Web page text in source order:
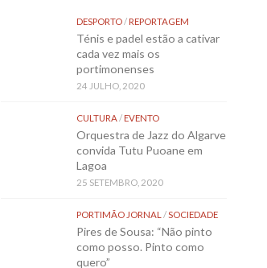
DESPORTO/REPORTAGEM
Ténis e padel estão a cativar
cada vez mais os
portimonenses
24 JULHO, 2020
CULTURA/EVENTO
Orquestra de Jazz do Algarve
convida Tutu Puoane em
Lagoa
25 SETEMBRO, 2020
PORTIMÃO JORNAL /SOCIEDADE
Pires de Sousa: “Não pinto
como posso. Pinto como
quero”